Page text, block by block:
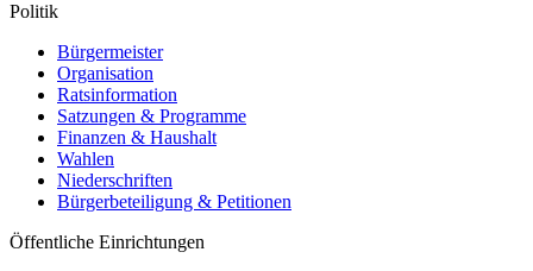
Politik
Bürgermeister
Organisation
Ratsinformation
Satzungen & Programme
Finanzen & Haushalt
Wahlen
Niederschriften
Bürgerbeteiligung & Petitionen
Öffentliche Einrichtungen